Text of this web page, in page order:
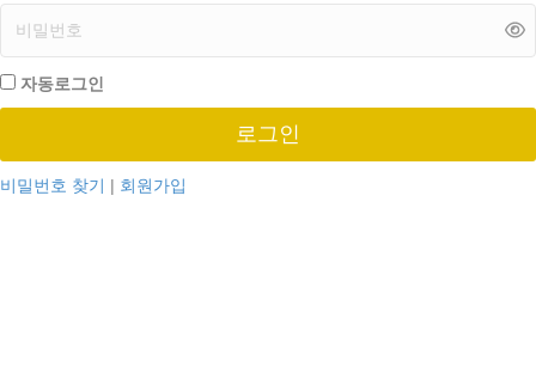
자동로그인
로그인
비밀번호 찾기 | 회원가입